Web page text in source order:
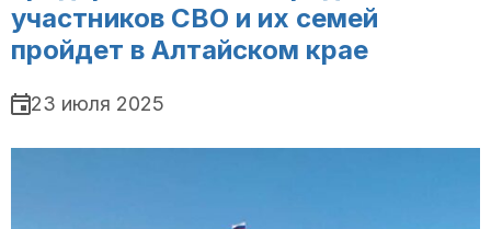
участников СВО и их семей
пройдет в Алтайском крае
23 июля 2025